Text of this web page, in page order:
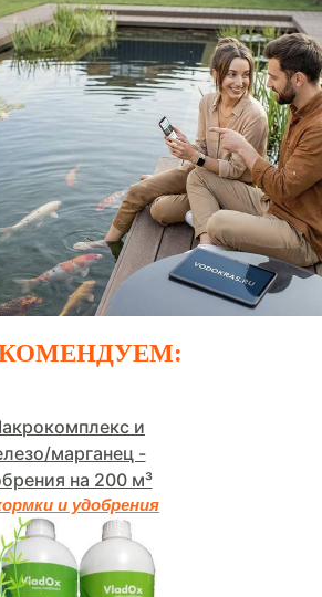
и
марганец -
на 200 м³
и удобрения